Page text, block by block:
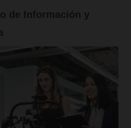
de Información y